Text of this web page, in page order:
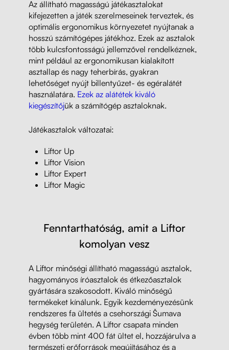
Az állítható magasságú játékasztalokat
kifejezetten a játék szerelmeseinek terveztek, és
optimális ergonomikus környezetet nyújtanak a
hosszú számítógépes játékhoz. Ezek az asztalok
több kulcsfontosságú jellemzővel rendelkéznek,
mint például az ergonomikusan kialakított
asztallap és nagy teherbírás, gyakran
lehetőséget nyújt billentyűzet- és egéralátét
használatára. Ezek az alátétek kiváló
kiegészítőjük a számítógép asztaloknak.
Játékasztalok változatai:
Liftor Up
Liftor Vision
Liftor Expert
Liftor Magic
Fenntarthatóság, amit a Liftor
komolyan vesz
A Liftor minőségi állítható magasságú asztalok,
hagyományos íróasztalok és étkezőasztalok
gyártására szakosodott. Kiváló minőségű
termékeket kínálunk. Egyik kezdeményezésünk
rendszeres fa ültetés a csehországi Šumava
hegység területén. A Liftor csapata minden
évben több mint 400 fát ültet el, hozzájárulva a
természeti erőforrások megújításához és a